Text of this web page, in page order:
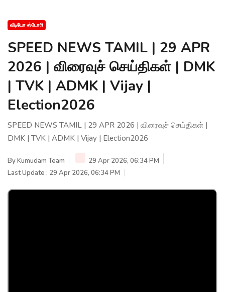
வீடியோ ஸ்டோரி
SPEED NEWS TAMIL | 29 APR
2026 | விரைவுச் செய்திகள் | DMK
| TVK | ADMK | Vijay |
Election2026
SPEED NEWS TAMIL | 29 APR 2026 | விரைவுச் செய்திகள் |
DMK | TVK | ADMK | Vijay | Election2026
ByKumudam Team
29 Apr 2026, 06:34 PM
Last Update : 29 Apr 2026, 06:34 PM